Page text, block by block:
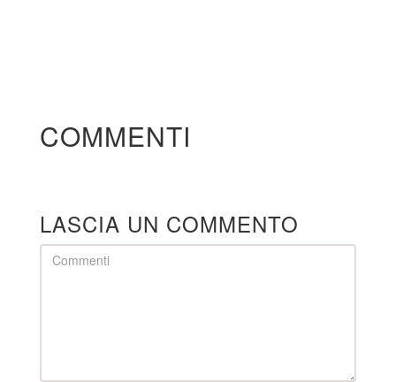
COMMENTI
LASCIA UN COMMENTO
Comment